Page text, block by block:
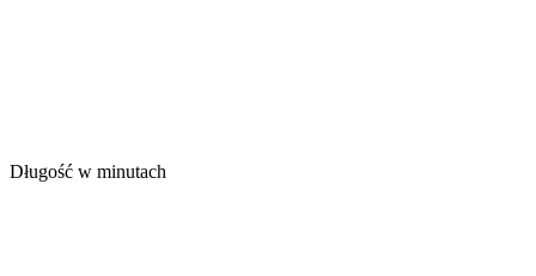
Długość w minutach